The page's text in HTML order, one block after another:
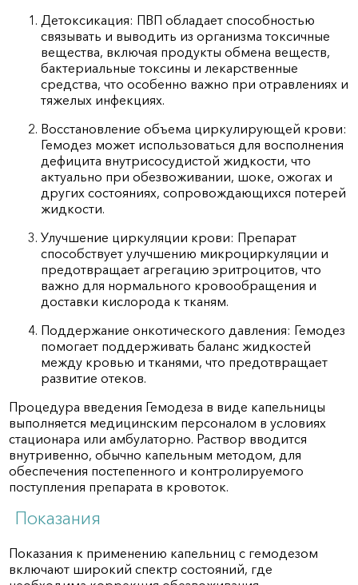
Детоксикация: ПВП обладает способностью
связывать и выводить из организма токсичные
вещества, включая продукты обмена веществ,
бактериальные токсины и лекарственные
средства, что особенно важно при отравлениях и
тяжелых инфекциях.
Восстановление объема циркулирующей крови:
Гемодез может использоваться для восполнения
дефицита внутрисосудистой жидкости, что
актуально при обезвоживании, шоке, ожогах и
других состояниях, сопровождающихся потерей
жидкости.
Улучшение циркуляции крови: Препарат
способствует улучшению микроциркуляции и
предотвращает агрегацию эритроцитов, что
важно для нормального кровообращения и
доставки кислорода к тканям.
Поддержание онкотического давления: Гемодез
помогает поддерживать баланс жидкостей
между кровью и тканями, что предотвращает
развитие отеков.
Процедура введения Гемодеза в виде капельницы
выполняется медицинским персоналом в условиях
стационара или амбулаторно. Раствор вводится
внутривенно, обычно капельным методом, для
обеспечения постепенного и контролируемого
поступления препарата в кровоток.
Показания
Показания к применению капельниц с гемодезом
включают широкий спектр состояний, где